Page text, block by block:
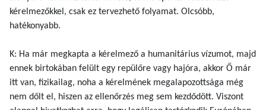
kérelmezőkkel, csak ez tervezhető folyamat. Olcsóbb,
hatékonyabb.
K: Ha már megkapta a kérelmező a humanitárius vízumot, majd
ennek birtokában felült egy repülőre vagy hajóra, akkor Ő már
itt van, fizikailag, noha a kérelmének megalapozottsága még
nem dőlt el, hiszen az ellenőrzés meg sem kezdődött. Viszont